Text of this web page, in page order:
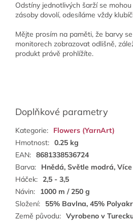
Odstíny jednotlivých šarží se
zásoby dovolí, odesíláme vždy
Mějte prosím na paměti, že barvy
monitorech zobrazovat odlišně,
produkt právě prohlížíte.
Doplňkové parametry
Kategorie:
Flowers (YarnArt)
Hmotnost: 0.25 kg
EAN: 8681338536724
Barva:
Hnědá, Světle modrá,
Háček: 2,5 - 3,5
Návin:
1000 m / 250 g
Složení:
55% Bavlna, 45%
Země původu: Vyrobeno v